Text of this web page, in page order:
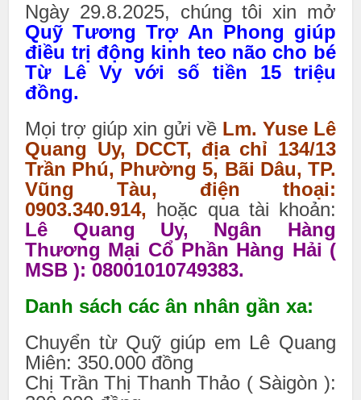
Ngày 29.8.2025, chúng tôi xin mở
Quỹ Tương Trợ An Phong giúp
điều trị động kinh teo não cho bé
Từ Lê Vy với số tiền 15 triệu
đồng.
Mọi trợ giúp xin gửi về Lm. Yuse Lê
Quang Uy, DCCT, địa chỉ 134/13
Trần Phú, Phường 5, Bãi Dâu, TP.
Vũng Tàu, điện thoại:
0903.340.914, hoặc qua tài khoản:
Lê Quang Uy, Ngân Hàng
Thương Mại Cổ Phần Hàng Hải (
MSB ): 08001010749383.
Danh sách các ân nhân gần xa:
Chuyển từ Quỹ giúp em Lê Quang
Miên: 350.000 đồng
Chị Trần Thị Thanh Thảo ( Sàigòn ):